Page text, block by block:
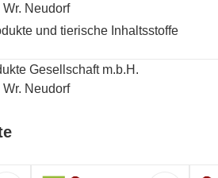
Neudorf
Gesellschaft m.b.H.
Neudorf
und tierische Inhaltsstoffe